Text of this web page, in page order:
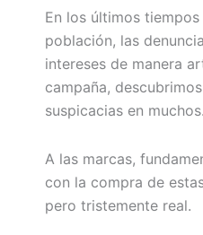
En los últimos
población, las
intereses de manera
campaña,
suspicacias en muchos.
A las marcas,
con la compra de
pero tristemente real.